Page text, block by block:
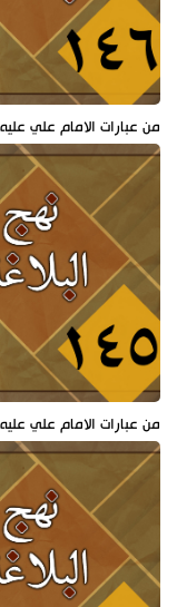
من عبارات الامام علي
من عبارات الامام علي